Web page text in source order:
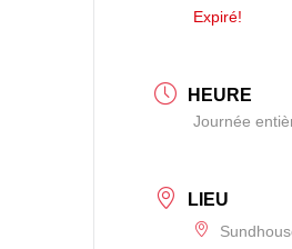
Expiré!
HEURE
Journée
LIEU